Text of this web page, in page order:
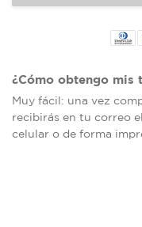
¿Cómo obtengo mis
Muy fácil: una vez
recibirás en tu correo
celular o de forma